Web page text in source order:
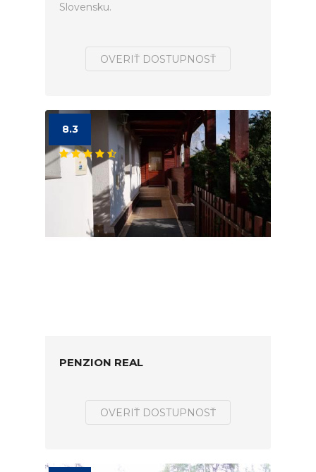
Slovensku.
OVERIŤ DOSTUPNOSŤ
8.3
PENZION REAL
OVERIŤ DOSTUPNOSŤ